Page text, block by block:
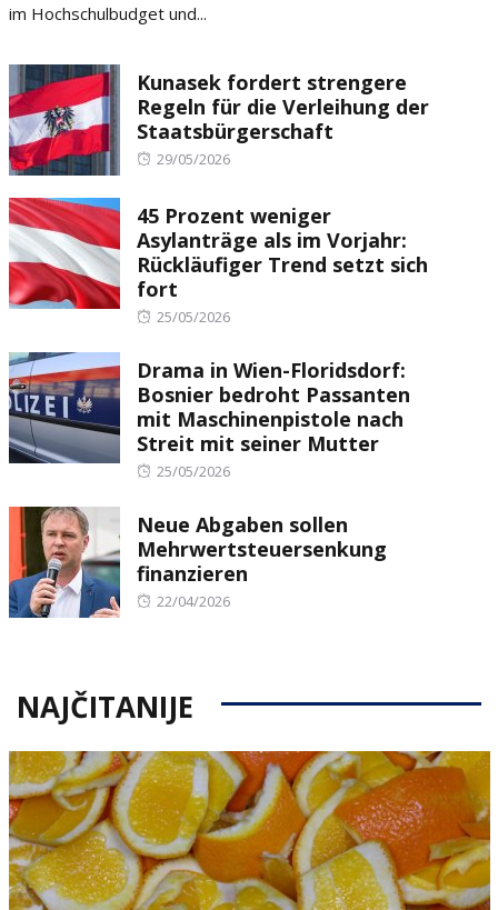
im Hochschulbudget und...
Kunasek fordert strengere
Regeln für die Verleihung der
Staatsbürgerschaft
Posted
29/05/2026
45 Prozent weniger
Asylanträge als im Vorjahr:
Rückläufiger Trend setzt sich
fort
Posted
25/05/2026
Drama in Wien-Floridsdorf:
Bosnier bedroht Passanten
mit Maschinenpistole nach
Streit mit seiner Mutter
Posted
25/05/2026
Neue Abgaben sollen
Mehrwertsteuersenkung
finanzieren
Posted
22/04/2026
NAJČITANIJE